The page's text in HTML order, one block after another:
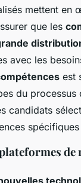
mettent en
que les
avec les
est
du processus
candidats